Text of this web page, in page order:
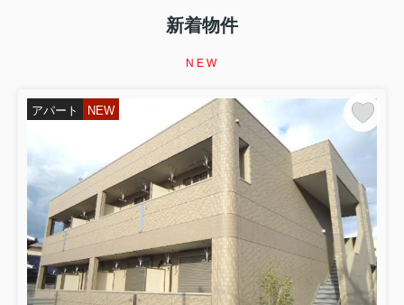
新着物件
NEW
アパート NEW